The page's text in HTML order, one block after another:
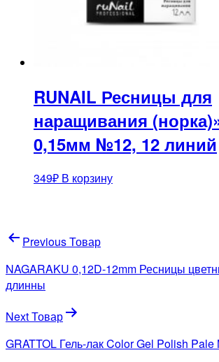
RUNAIL Ресницы для
наращивания
0,15мм №12, 12 линий
349₽ В корзину
Навигация
по
записям
Previous Товар
NAGARAKU 0,12D-12mm Ресницы
длинны
Next Товар
GRATTOL Гель-лак Color Gel Polish